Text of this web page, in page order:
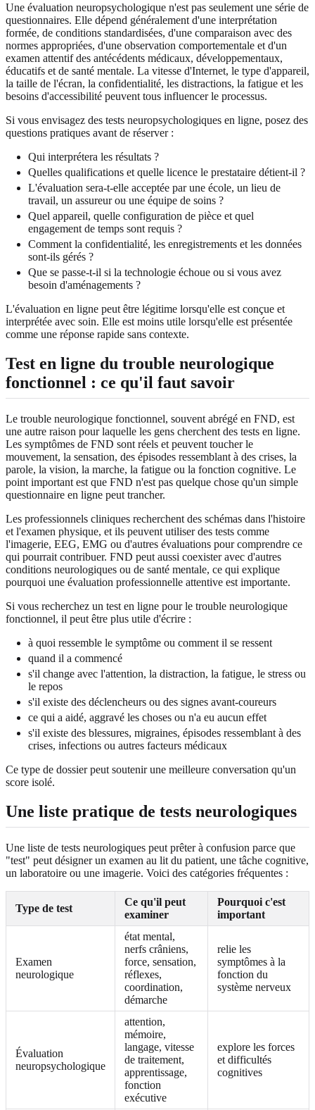
Une évaluation neuropsychologique n'est pas seulement une série de
questionnaires. Elle dépend généralement d'une interprétation
formée, de conditions standardisées, d'une comparaison avec des
normes appropriées, d'une observation comportementale et d'un
examen attentif des antécédents médicaux, développementaux,
éducatifs et de santé mentale. La vitesse d'Internet, le type d'appareil,
la taille de l'écran, la confidentialité, les distractions, la fatigue et les
besoins d'accessibilité peuvent tous influencer le processus.
Si vous envisagez des tests neuropsychologiques en ligne, posez des
questions pratiques avant de réserver :
Qui interprétera les résultats ?
Quelles qualifications et quelle licence le prestataire détient-il ?
L'évaluation sera-t-elle acceptée par une école, un lieu de
travail, un assureur ou une équipe de soins ?
Quel appareil, quelle configuration de pièce et quel
engagement de temps sont requis ?
Comment la confidentialité, les enregistrements et les données
sont-ils gérés ?
Que se passe-t-il si la technologie échoue ou si vous avez
besoin d'aménagements ?
L'évaluation en ligne peut être légitime lorsqu'elle est conçue et
interprétée avec soin. Elle est moins utile lorsqu'elle est présentée
comme une réponse rapide sans contexte.
Test en ligne du trouble neurologique
fonctionnel : ce qu'il faut savoir
Le trouble neurologique fonctionnel, souvent abrégé en FND, est
une autre raison pour laquelle les gens cherchent des tests en ligne.
Les symptômes de FND sont réels et peuvent toucher le
mouvement, la sensation, des épisodes ressemblant à des crises, la
parole, la vision, la marche, la fatigue ou la fonction cognitive. Le
point important est que FND n'est pas quelque chose qu'un simple
questionnaire en ligne peut trancher.
Les professionnels cliniques recherchent des schémas dans l'histoire
et l'examen physique, et ils peuvent utiliser des tests comme
l'imagerie, EEG, EMG ou d'autres évaluations pour comprendre ce
qui pourrait contribuer. FND peut aussi coexister avec d'autres
conditions neurologiques ou de santé mentale, ce qui explique
pourquoi une évaluation professionnelle attentive est importante.
Si vous recherchez un test en ligne pour le trouble neurologique
fonctionnel, il peut être plus utile d'écrire :
à quoi ressemble le symptôme ou comment il se ressent
quand il a commencé
s'il change avec l'attention, la distraction, la fatigue, le stress ou
le repos
s'il existe des déclencheurs ou des signes avant-coureurs
ce qui a aidé, aggravé les choses ou n'a eu aucun effet
s'il existe des blessures, migraines, épisodes ressemblant à des
crises, infections ou autres facteurs médicaux
Ce type de dossier peut soutenir une meilleure conversation qu'un
score isolé.
Une liste pratique de tests neurologiques
Une liste de tests neurologiques peut prêter à confusion parce que
"test" peut désigner un examen au lit du patient, une tâche cognitive,
un laboratoire ou une imagerie. Voici des catégories fréquentes :
Type de test
Ce qu'il peut
examiner
Pourquoi c'est
important
Examen
neurologique
état mental,
nerfs crâniens,
force, sensation,
réflexes,
coordination,
démarche
relie les
symptômes à la
fonction du
système nerveux
Évaluation
neuropsychologique
attention,
mémoire,
langage, vitesse
de traitement,
apprentissage,
fonction
exécutive
explore les forces
et difficultés
cognitives